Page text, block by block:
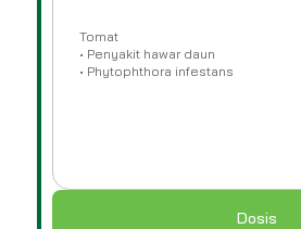
Tomat
• Penyakit hawar daun
• Phytophthora infestans
Dosis